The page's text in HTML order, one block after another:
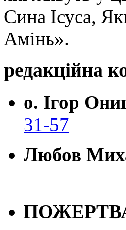
Сина Ісуса,
Амінь».
редакційна
о. Ігор
31-57
Любов